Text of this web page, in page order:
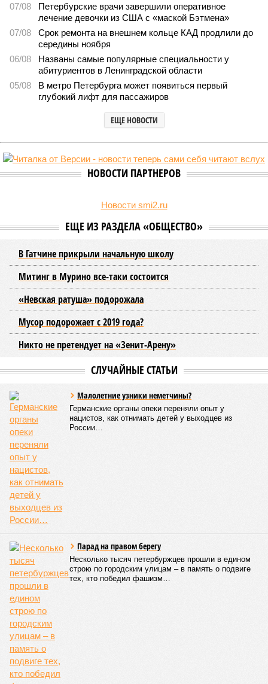
07/08
Петербурские врачи завершили оперативное
лечение девочки из США с «маской Бэтмена»
07/08
Срок ремонта на внешнем кольце КАД продлили до
середины ноября
06/08
Названы самые популярные специальности у
абитуриентов в Ленинградской области
05/08
В метро Петербурга может появиться первый
глубокий лифт для пассажиров
ЕЩЕ НОВОСТИ
НОВОСТИ ПАРТНЕРОВ
Новости smi2.ru
ЕЩЕ ИЗ РАЗДЕЛА «ОБЩЕСТВО»
В Гатчине прикрыли начальную школу
Митинг в Мурино все-таки состоится
«Невская ратуша» подорожала
Мусор подорожает с 2019 года?
Никто не претендует на «Зенит-Арену»
СЛУЧАЙНЫЕ СТАТЬИ
Малолетние узники неметчины?
Германские органы опеки переняли опыт у
нацистов, как отнимать детей у выходцев из
России…
Парад на правом берегу
Несколько тысяч петербуржцев прошли в едином
строю по городским улицам – в память о подвиге
тех, кто победил фашизм…